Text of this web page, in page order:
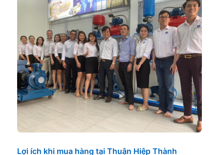
Lợi ích khi mua hàng tại Thuận Hiệp Thành